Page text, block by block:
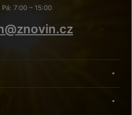
Pá: 7:00 – 15:00